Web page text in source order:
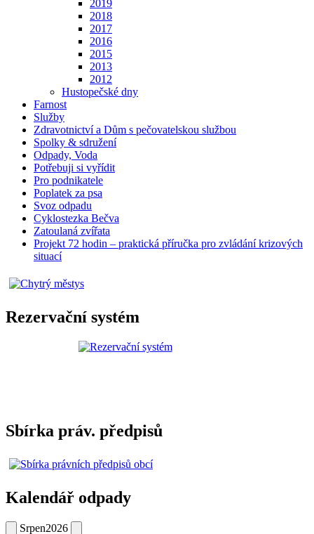
2019
2018
2017
2016
2015
2013
2012
Hustopečské dny
Farnost
Služby
Zdravotnictví a Dům s pečovatelskou službou
Spolky & sdružení
Odpady, Voda
Potřebuji si vyřídit
Pro podnikatele
Poplatek za psa
Svoz odpadu
Cyklostezka Bečva
Zatoulaná zvířata
Projekt 72 hodin – praktická příručka pro zvládání krizových
situací
Rezervační systém
Sbírka práv. předpisů
Kalendář odpady
Srpen2026